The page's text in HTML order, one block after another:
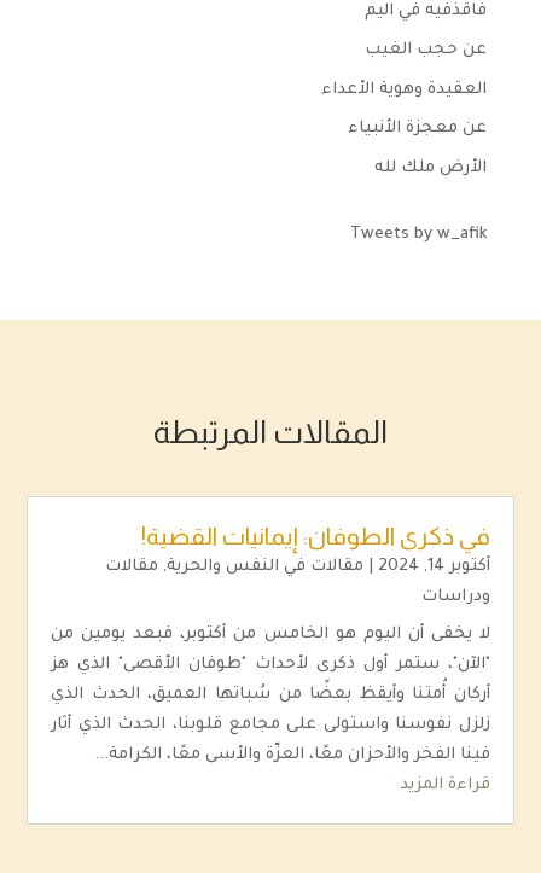
فاقذفيه في اليم
عن حجب الغيب
العقيدة وهوية الأعداء
عن معجزة الأنبياء
الأرض ملك لله
Tweets by w_afik
المقالات المرتبطة
في ذكرى الطوفان: إيمانيات القضية!
أكتوبر 14, 2024 مقالات في النفس والحرية, مقالات
ودراسات
لا يخفى أن اليوم هو الخامس من أكتوبر، فبعد يومين من
"الآن"، ستمر أول ذكرى لأحداث "طوفان الأقصى" الذي هز
أركان أُمتنا وأيقظ بعضًا من سُباتها العميق، الحدث الذي
زلزل نفوسنا واستولى على مجامع قلوبنا، الحدث الذي أثار
فينا الفخر والأحزان معًا، العزّة والأسى معًا، الكرامة...
قراءة المزيد